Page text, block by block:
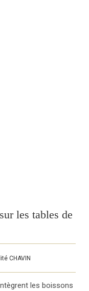
les tables de
CHAVIN
les boissons